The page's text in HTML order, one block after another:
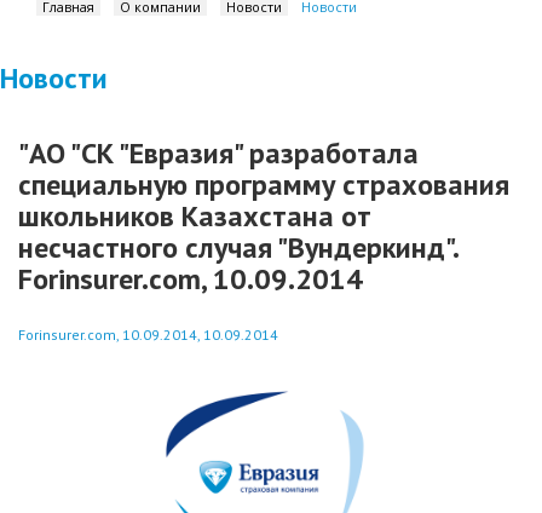
Главная О компании Новости Новости
Новости
"АО "СК "Евразия" разработала
специальную программу страхования
школьников Казахстана от
несчастного случая "Вундеркинд".
Forinsurer.com, 10.09.2014
Forinsurer.com, 10.09.2014, 10.09.2014